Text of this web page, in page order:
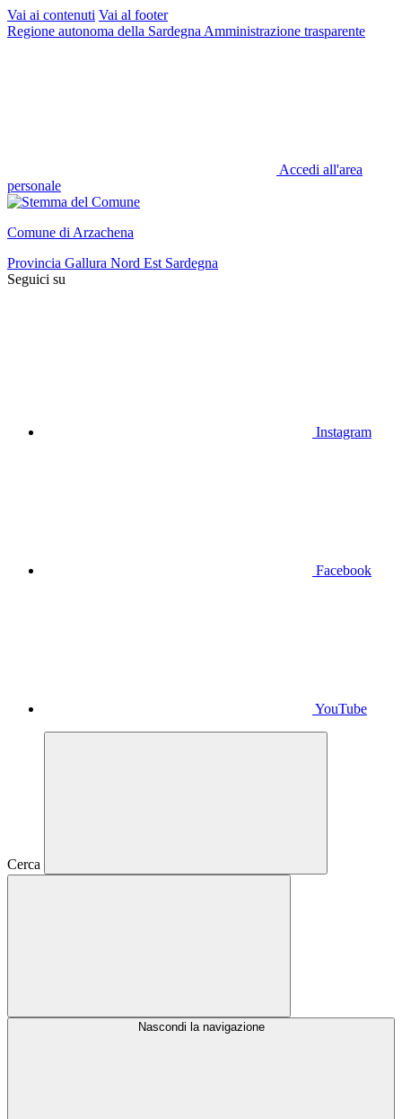
Vai ai contenuti Vai al footer
Regione autonoma della Sardegna Amministrazione trasparente
Accedi all'area
personale
Comune di Arzachena
Provincia Gallura Nord Est Sardegna
Seguici su
Instagram
Facebook
YouTube
Cerca
Nascondi la navigazione